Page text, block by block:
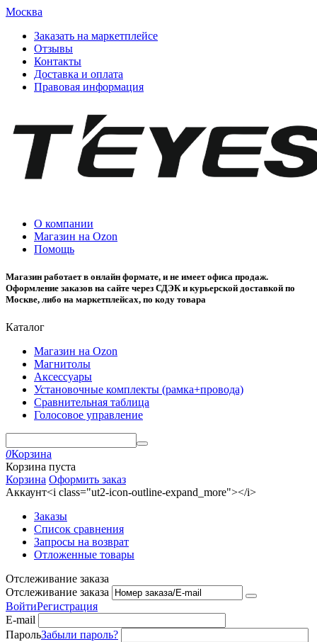
Москва
Заказать на маркетплейсе
Отзывы
Контакты
Доставка и оплата
Правовая информация
О компании
Магазин на Ozon
Помощь
Магазин работает в онлайн формате, и не имеет офиса продаж.
Оформление заказов на сайте через СДЭК и курьерской доставкой по
Москве, либо на маркетплейсах, по коду товара
Каталог
Магазин на Ozon
Магнитолы
Аксессуары
Установочные комплекты (рамка+провода)
Сравнительная таблица
Голосовое управление
0Корзина
Корзина пуста
Корзина Оформить заказ
Аккаунт<i class="ut2-icon-outline-expand_more"></i>
Заказы
Список сравнения
Запросы на возврат
Отложенные товары
Отслеживание заказа
Отслеживание заказа
ВойтиРегистрация
E-mail
ПарольЗабыли пароль?